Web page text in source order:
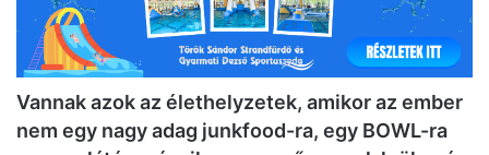
Vannak azok az élethelyzetek, amikor az ember
nem egy nagy adag junkfood-ra, egy BOWL-ra